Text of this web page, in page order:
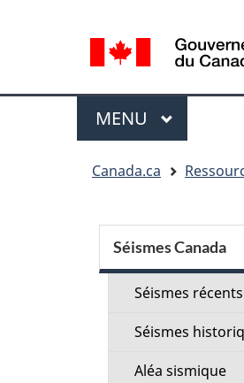
de
la
langue
Menu
MENU PRINCIPAL
Canada.ca
Menu
de
la
section
Séismes Canada
Séismes récents
Séismes
Aléa sismique